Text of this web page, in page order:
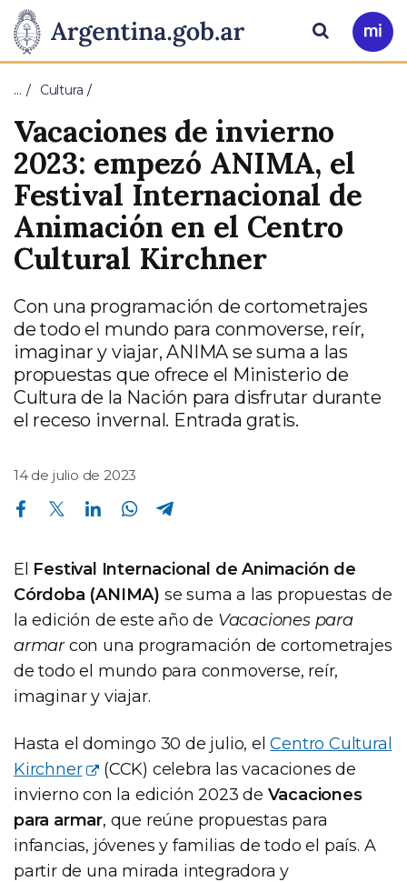
Presidencia
de
la
Nación
Pasar al contenido principal
Ir
a
Buscar
… Cultura
Vacaciones de invierno
2023: empezó ANIMA, el
Festival Internacional de
Animación en el Centro
Cultural Kirchner
Con una programación de cortometrajes
de todo el mundo para conmoverse, reír,
imaginar y viajar, ANIMA se suma a las
propuestas que ofrece el Ministerio de
Cultura de la Nación para disfrutar durante
el receso invernal. Entrada gratis.
14 de julio de 2023
Compartir en Facebook Compartir en Twitter Compartir en Linkedin Compartir en Whatsapp
El Festival Internacional de Animación de
Córdoba (ANIMA) se suma a las propuestas de
la edición de este año de Vacaciones para
armarcon una programación de cortometrajes
de todo el mundo para conmoverse, reír,
imaginar y viajar.
Hasta el domingo 30 de julio, elCentro Cultural
Kirchner
(CCK) celebra las vacaciones de
invierno con la edición 2023 de Vacaciones
para armar, que reúne propuestas para
infancias, jóvenes y familias de todo el país. A
partir de una mirada integradora y